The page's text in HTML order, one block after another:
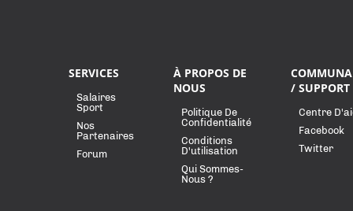
SERVICES
Salaires
Sport
Nos
Partenaires
Forum
À PROPOS DE
NOUS
Politique De
Confidentialité
Conditions
D'utilisation
Qui Sommes-
Nous ?
/ SUPPORT
Centre
Facebook
Twitter